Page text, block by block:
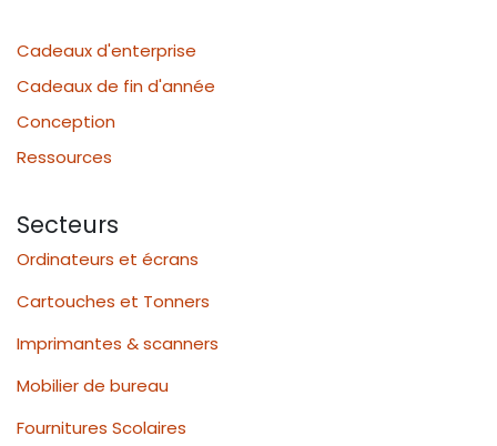
Cadeaux d'enterprise
Cadeaux de fin d'année
Conception
Ressources
Secteurs
Ordinateurs et écrans
Cartouches et Tonners
Imprimantes & scanners
Mobilier de bureau
Fournitures Scolaires